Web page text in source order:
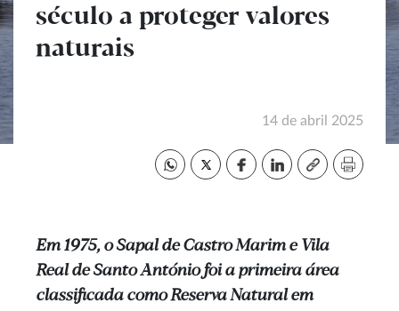
século a proteger valores
naturais
14 de abril 2025
Em 1975, o Sapal de Castro Marim e Vila
Real de Santo António foi a primeira área
classificada como Reserva Natural em